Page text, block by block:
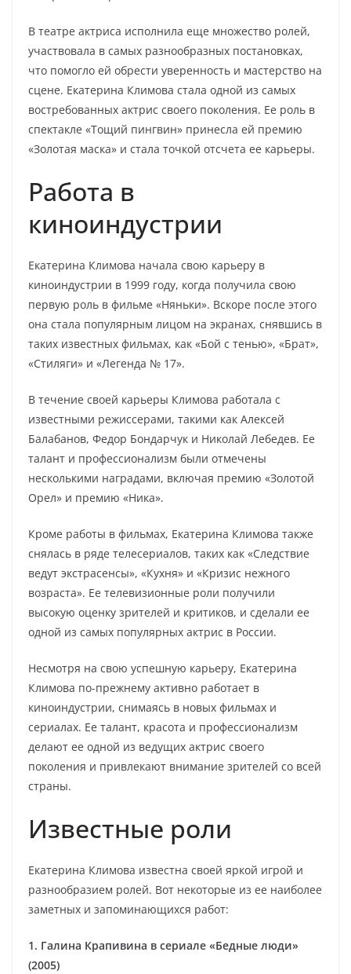
В театре актриса исполнила еще множество ролей,
участвовала в самых разнообразных постановках,
что помогло ей обрести уверенность и мастерство на
сцене. Екатерина Климова стала одной из самых
востребованных актрис своего поколения. Ее роль в
спектакле «Тощий пингвин» принесла ей премию
«Золотая маска» и стала точкой отсчета ее карьеры.
Работа в
киноиндустрии
Екатерина Климова начала свою карьеру в
киноиндустрии в 1999 году, когда получила свою
первую роль в фильме «Няньки». Вскоре после этого
она стала популярным лицом на экранах, снявшись в
таких известных фильмах, как «Бой с тенью», «Брат»,
«Стиляги» и «Легенда № 17».
В течение своей карьеры Климова работала с
известными режиссерами, такими как Алексей
Балабанов, Федор Бондарчук и Николай Лебедев. Ее
талант и профессионализм были отмечены
несколькими наградами, включая премию «Золотой
Орел» и премию «Ника».
Кроме работы в фильмах, Екатерина Климова также
снялась в ряде телесериалов, таких как «Следствие
ведут экстрасенсы», «Кухня» и «Кризис нежного
возраста». Ее телевизионные роли получили
высокую оценку зрителей и критиков, и сделали ее
одной из самых популярных актрис в России.
Несмотря на свою успешную карьеру, Екатерина
Климова по-прежнему активно работает в
киноиндустрии, снимаясь в новых фильмах и
сериалах. Ее талант, красота и профессионализм
делают ее одной из ведущих актрис своего
поколения и привлекают внимание зрителей со всей
страны.
Известные роли
Екатерина Климова известна своей яркой игрой и
разнообразием ролей. Вот некоторые из ее наиболее
заметных и запоминающихся работ:
1. Галина Крапивина в сериале «Бедные люди»
(2005)